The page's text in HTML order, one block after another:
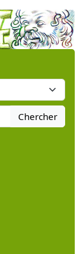
Chercher